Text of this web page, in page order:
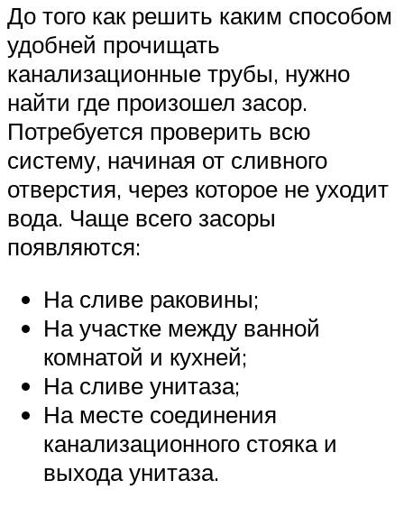
До того как решить каким способом
удобней прочищать
канализационные трубы, нужно
найти где произошел засор.
Потребуется проверить всю
систему, начиная от сливного
отверстия, через которое не уходит
вода. Чаще всего засоры
появляются:
На сливе раковины;
На участке между ванной
комнатой и кухней;
На сливе унитаза;
На месте соединения
канализационного стояка и
выхода унитаза.